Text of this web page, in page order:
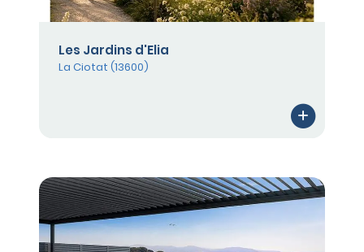
Les Jardins d'Elia
La Ciotat (13600)